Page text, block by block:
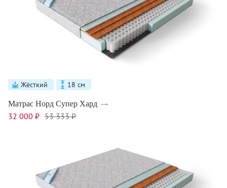
Жёсткий 18 см
Матрас Норд Супер Хард
32 000 ₽ 53 333 ₽